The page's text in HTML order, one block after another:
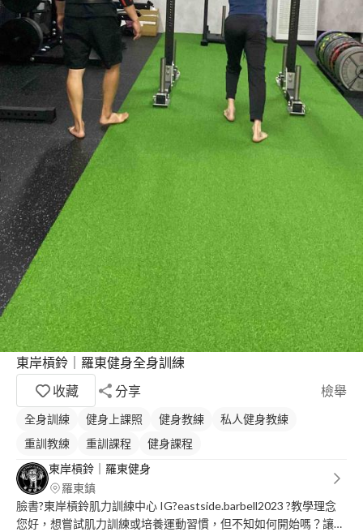
東岸槓鈴｜羅東健身全身訓練
收藏
分享 檢舉
全身訓練 健身上課照 健身教練
私人健身教練
重訓教練
重訓課程
健身課程
東岸槓鈴｜羅東健身
羅東鎮
臉書?東岸槓鈴肌力訓練中心 IG?eastside.barbell2023 ?教學理念
您好，想嘗試肌力訓練或培養運動習慣，但不知如何開始嗎？讓我